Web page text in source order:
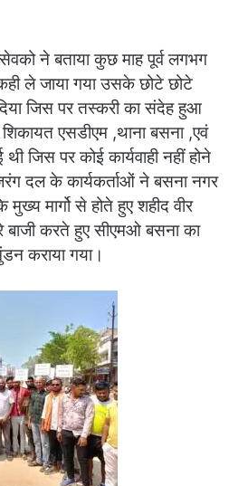
सेवको नेबताया कुछ माह पूर्व लगभग
ले जाया गया उसके छोटे छोटे
जिस पर तस्करी का संदेह हुआ
एसडीएम ,थाना बसना ,एवं
जिस पर कोई कार्यवाही नहीं होने
दल के कार्यकर्ताओं ने बसना नगर
मार्गो से होते हुए शहीद वीर
बाजी करते हुए सीएमओ बसना का
कराया गया।